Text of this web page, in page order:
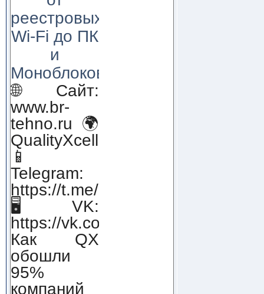
реестровых
Wi-Fi до ПК
и
Моноблоков!
🌐 Сайт:
www.br-
tehno.ru 🌍
QualityXcellence.ru
📱
Telegram:
https://t.me/qx_lab_IT
🖥 VK:
https://vk.com/qualityxcellenc
Как QX
обошли
95%
компаний